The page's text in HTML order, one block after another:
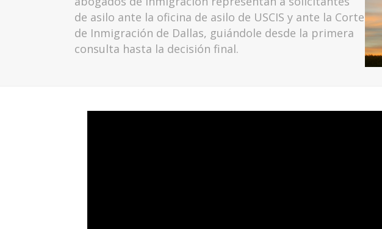
de asilo ante la oficina de asilo de USCIS y ante la Corte
de Inmigración de Dallas, guiándole desde la primera
consulta hasta la decisión final.